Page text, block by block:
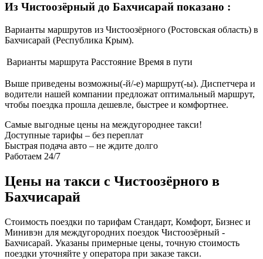
Из Чистоозёрный до Бахчисарай показано :
Варианты маршрутов из Чистоозёрного (Ростовская область) в
Бахчисарай (Республика Крым).
Варианты маршрута Расстояние Время в пути
Выше приведены возможны(-й/-е) маршрут(-ы). Диспетчера и
водители нашей компании предложат оптимальный маршрут,
чтобы поездка прошла дешевле, быстрее и комфортнее.
Самые выгодные цены на междугороднее такси!
Доступные тарифы – без переплат
Быстрая подача авто – не ждите долго
Работаем 24/7
Цены на такси с Чистоозёрного в
Бахчисарай
Стоимость поездки по тарифам Стандарт, Комфорт, Бизнес и
Минивэн для междугородних поездок Чистоозёрный -
Бахчисарай. Указаны примерные цены, точную стоимость
поездки уточняйте у оператора при заказе такси.